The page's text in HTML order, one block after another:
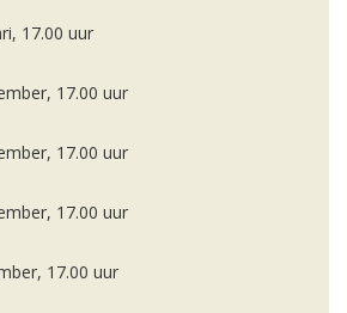
17.00 uur
17.00 uur
17.00 uur
17.00 uur
17.00 uur